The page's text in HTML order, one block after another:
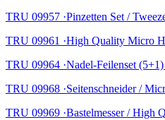
TRU 09957 ·Pinzetten Set /
TRU 09961 ·High Quality Micro
TRU 09964 ·Nadel-Feilenset
TRU 09968 ·Seitenschneider /
TRU 09969 ·Bastelmesser / High